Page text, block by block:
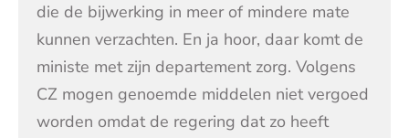
die de bijwerking in meer of mindere mate
kunnen verzachten. En ja hoor, daar komt de
ministe met zijn departement zorg. Volgens
CZ mogen genoemde middelen niet vergoed
worden omdat de regering dat zo heeft